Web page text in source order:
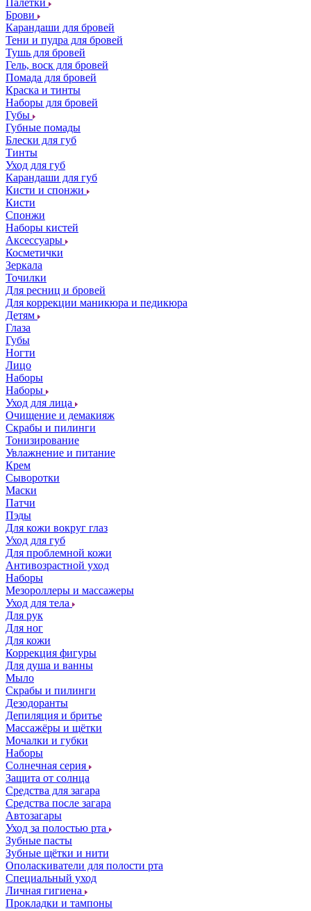
Палетки
Брови
Карандаши для бровей
Тени и пудра для бровей
Тушь для бровей
Гель, воск для бровей
Помада для бровей
Краска и тинты
Наборы для бровей
Губы
Губные помады
Блески для губ
Тинты
Уход для губ
Карандаши для губ
Кисти и спонжи
Кисти
Спонжи
Наборы кистей
Аксессуары
Косметички
Зеркала
Точилки
Для ресниц и бровей
Для коррекции маникюра и педикюра
Детям
Глаза
Губы
Ногти
Лицо
Наборы
Наборы
Уход для лица
Очищение и демакияж
Скрабы и пилинги
Тонизирование
Увлажнение и питание
Крем
Сыворотки
Маски
Патчи
Пэды
Для кожи вокруг глаз
Уход для губ
Для проблемной кожи
Антивозрастной уход
Наборы
Мезороллеры и массажеры
Уход для тела
Для рук
Для ног
Для кожи
Коррекция фигуры
Для душа и ванны
Мыло
Скрабы и пилинги
Дезодоранты
Депиляция и бритье
Массажёры и щётки
Мочалки и губки
Наборы
Солнечная серия
Защита от солнца
Средства для загара
Средства после загара
Автозагары
Уход за полостью рта
Зубные пасты
Зубные щётки и нити
Ополаскиватели для полости рта
Специальный уход
Личная гигиена
Прокладки и тампоны